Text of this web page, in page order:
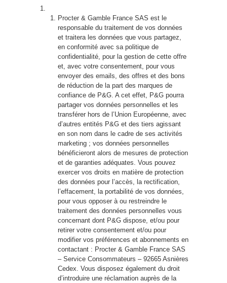
Procter & Gamble France SAS est le
responsable du traitement de vos données
et traitera les données que vous partagez,
en conformité avec sa politique de
confidentialité, pour la gestion de cette offre
et, avec votre consentement, pour vous
envoyer des emails, des offres et des bons
de réduction de la part des marques de
confiance de P&G. A cet effet, P&G pourra
partager vos données personnelles et les
transférer hors de l’Union Européenne, avec
d’autres entités P&G et des tiers agissant
en son nom dans le cadre de ses activités
marketing ; vos données personnelles
bénéficieront alors de mesures de protection
et de garanties adéquates. Vous pouvez
exercer vos droits en matière de protection
des données pour l’accès, la rectification,
l’effacement, la portabilité de vos données,
pour vous opposer à ou restreindre le
traitement des données personnelles vous
concernant dont P&G dispose, et/ou pour
retirer votre consentement et/ou pour
modifier vos préférences et abonnements en
contactant : Procter & Gamble France SAS
– Service Consommateurs – 92665 Asnières
Cedex. Vous disposez également du droit
d’introduire une réclamation auprès de la